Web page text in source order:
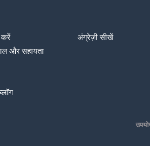
करें
और सहायता
अंग्रेज़ी सीखें